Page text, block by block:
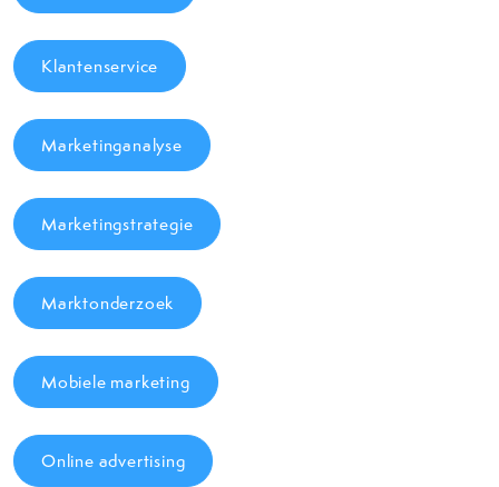
Klantenservice
Marketinganalyse
Marketingstrategie
Marktonderzoek
Mobiele marketing
Online advertising